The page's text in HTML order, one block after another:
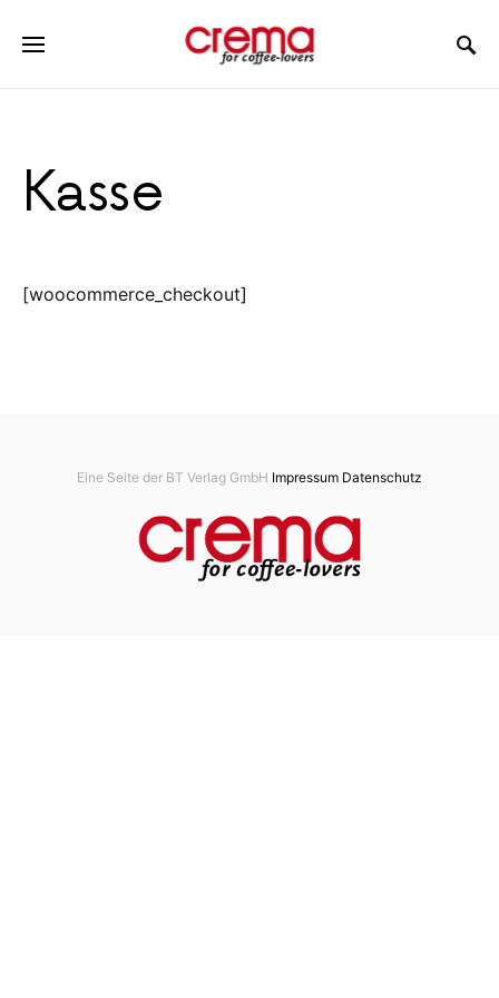
Kasse
[woocommerce_checkout]
Eine Seite der BT Verlag GmbH Impressum Datenschutz